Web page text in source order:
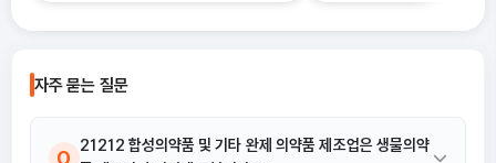
자주 묻는 질문
Q
21212 합성의약품 및 기타 완제 의약품 제조업은 생물의약